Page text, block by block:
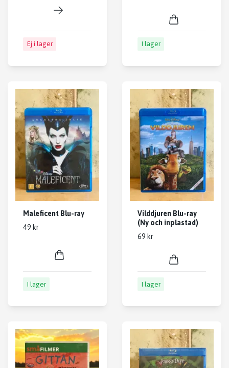
Ej i lager I lager
Maleficent Blu-ray
49 kr
I lager
Vilddjuren Blu-ray
(Ny och inplastad)
69 kr
I lager